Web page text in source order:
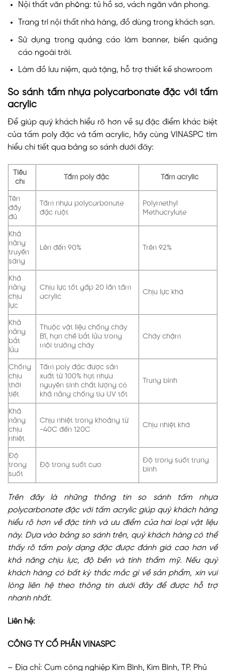
Nội thất văn phòng: tủ hồ sơ, vách ngăn văn phong.
Trang trí nội thất nhà hàng, đồ dùng trong khách sạn.
Sử dụng trong quảng cáo làm banner, biển quảng
cáo ngoài trời.
Làm đồ lưu niệm, quà tặng, hỗ trợ thiết kế showroom
So sánh tấm nhựa polycarbonate đặc với tấm
acrylic
Để giúp quý khách hiểu rõ hơn về sự đặc điểm khác biệt
của tấm poly đặc và tấm acrylic, hãy cùng VINASPC tìm
hiểu chi tiết qua bảng so sánh dưới đây:
Tiêu
chí
Tấm poly đặc Tấm acrylic
Tên
đầy
đủ
Tấm nhựa polycarbonate
đặc ruột
Polymethyl
Methacrylate
Khả
năng
truyền
sáng
Lên đến 90% Trên 92%
Khả
năng
chịu
lực
Chịu lực tốt gấp 20 lần tấm
acrylic
Chịu lực khá
Khả
năng
bắt
lửa
Thuộc vật liệu chống cháy
B1, hạn chế bắt lửa trong
môi trường cháy
Cháy chậm
Chống
chịu
thời
tiết
Tấm poly đặc được sản
xuất từ 100% hạt nhựa
nguyên sinh chất lượng có
khả năng chống tia UV tốt
Trung bình
Khả
năng
chịu
nhiệt
Chịu nhiệt trong khoảng từ
-40C đến 120C
Chịu nhiệt khá
Độ
trong
suốt
Độ trong suốt cao
Độ trong suốt trung
bình
Trên đây là những thông tin so sánh tấm nhựa
polycarbonate đặc với tấm acrylic giúp quý khách hàng
hiểu rõ hơn về đặc tính và ưu điểm của hai loại vật liệu
này. Dựa vào bảng so sánh trên, quý khách hàng có thể
thấy rõ tấm poly dạng đặc được đánh giá cao hơn về
khả năng chịu lực, độ bền và tính thẩm mỹ. Nếu quý
khách hàng có bất kỳ thắc mắc gì về sản phẩm, xin vui
lòng liên hệ theo thông tin dưới đây để được hỗ trợ
nhanh nhất.
Liên hệ:
CÔNG TY CỔ PHẦN VINASPC
– Địa chỉ: Cụm công nghiệp Kim Bình, Kim Bình, TP. Phủ